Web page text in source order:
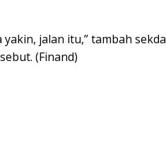
yakin, jalan itu,” tambah sekda
(Finand)